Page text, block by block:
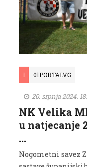
I 01PORTALVG
20. srpnja 2024.
NK Velika
u natjecanje
…
Nogometni savez